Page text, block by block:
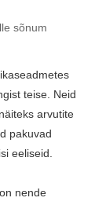
sõnum
teise. Neid
arvutite
pakuvad
eeliseid.
nende